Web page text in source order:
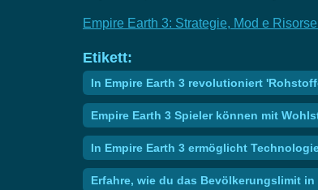
Empire Earth 3: Strategie, Mod e
Etikett:
In Empire Earth 3 revolutioniert
Empire Earth 3 Spieler können mit
In Empire Earth 3 ermöglicht
Erfahre, wie du das Bevölkerungslimit